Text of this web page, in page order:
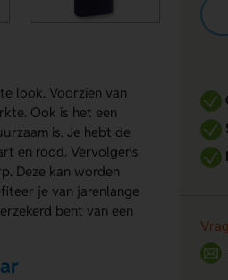
look. Voorzien van
Ook is het een
is. Je hebt de
en rood. Vervolgens
Deze kan worden
je van jarenlange
bent van een